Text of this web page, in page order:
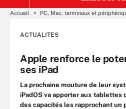
Accueil PC, Mac, terminaux et
ACTUALITES
Apple renforce le
ses iPad
La prochaine mouture de leur
iPadOS va apporter aux tablettes
des capacités les rapprochant un